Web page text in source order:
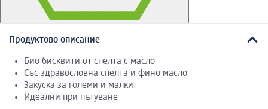
Продуктово описание
Био бисквити от спелта с масло
Със здравословна спелта и фино масло
Закуска за големи и малки
Идеални при пътуване